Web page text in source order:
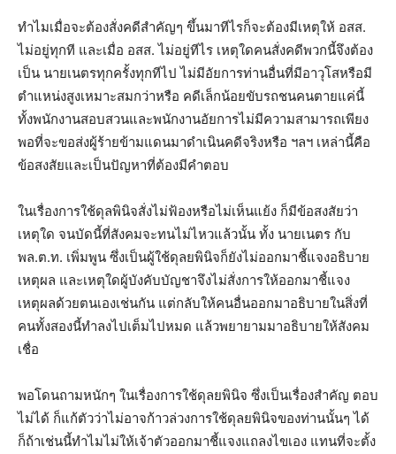
ทำไมเมื่อจะต้องสั่งคดีสำคัญๆ ขึ้นมาทีไรก็จะต้องมีเหตุให้ อสส.
ไม่อยู่ทุกที และเมื่อ อสส. ไม่อยู่ทีไร เหตุใดคนสั่งคดีพวกนี้จึงต้อง
เป็น นายเนตรทุกครั้งทุกทีไป ไม่มีอัยการท่านอื่นที่มีอาวุโสหรือมี
ตำแหน่งสูงเหมาะสมกว่าหรือ คดีเล็กน้อยขับรถชนคนตายแค่นี้
ทั้งพนักงานสอบสวนและพนักงานอัยการไม่มีความสามารถเพียง
พอที่จะขอส่งผู้ร้ายข้ามแดนมาดำเนินคดีจริงหรือ ฯลฯ เหล่านี้คือ
ข้อสงสัยและเป็นปัญหาที่ต้องมีคำตอบ
ในเรื่องการใช้ดุลพินิจสั่งไม่ฟ้องหรือไม่เห็นแย้ง ก็มีข้อสงสัยว่า
เหตุใด จนบัดนี้ที่สังคมจะทนไม่ไหวแล้วนั้น ทั้ง นายเนตร กับ
พล.ต.ท. เพิ่มพูน ซึ่งเป็นผู้ใช้ดุลยพินิจก็ยังไม่ออกมาชี้แจงอธิบาย
เหตุผล และเหตุใดผู้บังคับบัญชาจึงไม่สั่งการให้ออกมาชี้แจง
เหตุผลด้วยตนเองเช่นกัน แต่กลับให้คนอื่นออกมาอธิบายในสิ่งที่
คนทั้งสองนี้ทำลงไปเต็มไปหมด แล้วพยายามมาอธิบายให้สังคม
เชื่อ
พอโดนถามหนักๆ ในเรื่องการใช้ดุลยพินิจ ซึ่งเป็นเรื่องสำคัญ ตอบ
ไม่ได้ ก็แก้ตัวว่าไม่อาจก้าวล่วงการใช้ดุลยพินิจของท่านนั้นๆ ได้
ก็ถ้าเช่นนี้ทำไมไม่ให้เจ้าตัวออกมาชี้แจงแถลงไขเอง แทนที่จะตั้ง